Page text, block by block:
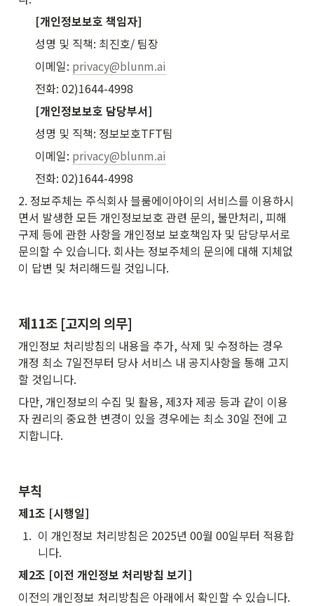
[개인정보보호 책임자]
성명 및 직책: 최진호/ 팀장
이메일: privacy@blunm.ai
전화: 02)1644-4998
[개인정보보호 담당부서]
성명 및 직책: 정보보호TFT팀
이메일: privacy@blunm.ai
전화: 02)1644-4998
2. 정보주체는 주식회사 블룸에이아이의 서비스를 이용하시
면서 발생한 모든 개인정보보호 관련 문의, 불만처리, 피해
구제 등에 관한 사항을 개인정보 보호책임자 및 담당부서로
문의할 수 있습니다. 회사는 정보주체의 문의에 대해 지체없
이 답변 및 처리해드릴 것입니다.
제11조 [고지의 의무]
개인정보 처리방침의 내용을 추가, 삭제 및 수정하는 경우
개정 최소 7일전부터 당사 서비스 내 공지사항을 통해 고지
할 것입니다.
다만, 개인정보의 수집 및 활용, 제3자 제공 등과 같이 이용
자 권리의 중요한 변경이 있을 경우에는 최소 30일 전에 고
지합니다.
부칙
제1조 [시행일]
1. 이 개인정보 처리방침은 2025년 00월 00일부터 적용합
니다.
제2조 [이전 개인정보 처리방침 보기]
이전의 개인정보 처리방침은 아래에서 확인할 수 있습니다.